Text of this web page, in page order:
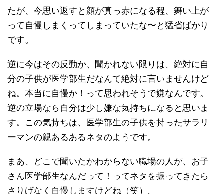
たが、今思い返すと顔が真っ赤になる程、舞い上が
って自慢しまくってしまっていたな〜と猛省ばかり
です。
逆に今はその反動か、聞かれない限りは、絶対に自
分の子供が医学部生だなんて絶対に言いませんけど
ね。本当に自慢か！って思われそうで嫌なんです。
逆の立場なら自分は少し嫌な気持ちになると思いま
す。この気持ちは、医学部生の子供を持ったサラリ
ーマンの親あるあるネタのようです。
まあ、どこで聞いたかわからない職場の人が、お子
さん医学部生なんだって！ってネタを振ってきたら
さりげなく自慢しますけどね（笑）。